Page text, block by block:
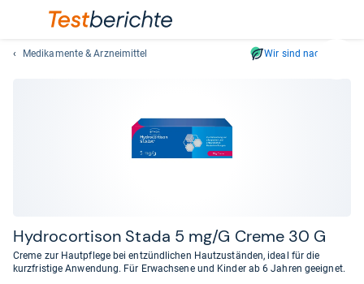
lassen
Medikamente & Arzneimittel Wir sind nachhaltig
Hydro­cor­ti­son Stada 5 mg/G Creme 30 G
Creme zur Hautpflege bei entzündlichen Hautzuständen, ideal für die
kurzfristige Anwendung. Für Erwachsene und Kinder ab 6 Jahren geeignet.